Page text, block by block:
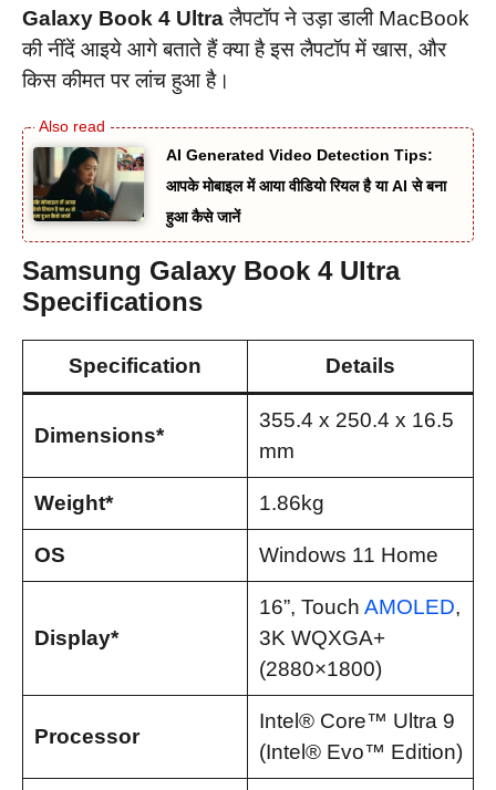
Galaxy Book 4 Ultraलैपटॉप ने उड़ा डाली MacBook
की नींदें आइये आगे बताते हैं क्या है इस लैपटॉप में खास, और
किस कीमत पर लांच हुआ है।
AI Generated Video Detection Tips:
आपके मोबाइल में आया वीडियो रियल है या AI से बना
हुआ कैसे जानें
Samsung Galaxy Book 4 Ultra
Specifications
Specification Details
Dimensions*
355.4 x 250.4 x 16.5
mm
Weight*​ 1.86kg
OS Windows 11 Home
Display*
16”, Touch AMOLED,
3K WQXGA+
(2880×1800)
Processor
Intel® Core™ Ultra 9
(Intel® Evo™ Edition)